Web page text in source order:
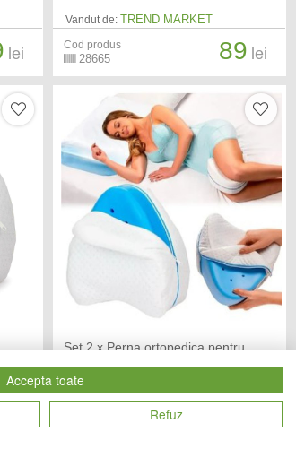
lei
Vandut de: TREND MARKET
Cod produs
28665 89 lei
lei
Set 2 x Perna ortopedica pentru
Vandut de:
24402 69 lei
Accepta toate
Refuz